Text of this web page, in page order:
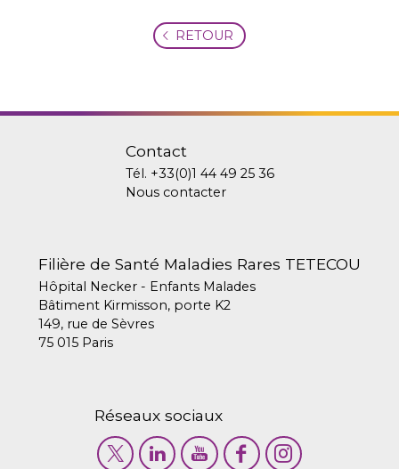
RETOUR
Contact
Tél. +33(0)1 44 49 25 36
Nous contacter
Filière de Santé Maladies Rares TETECOU
Hôpital Necker - Enfants Malades
Bâtiment Kirmisson, porte K2
149, rue de Sèvres
75 015 Paris
Réseaux sociaux